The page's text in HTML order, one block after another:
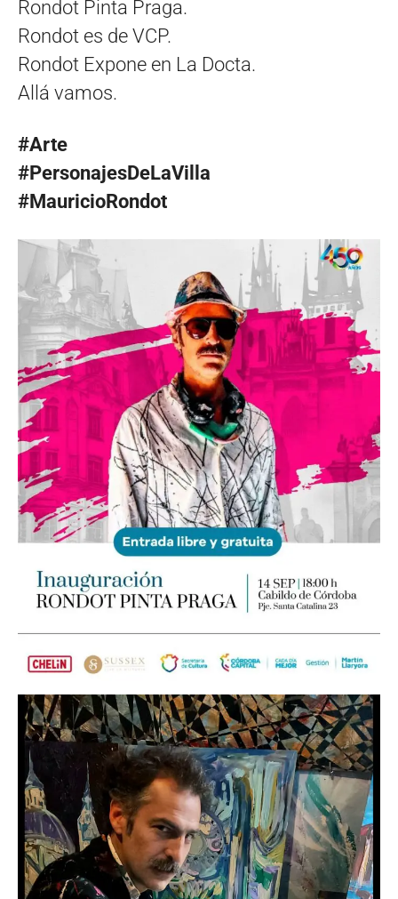
Rondot Pinta Praga.
Rondot es de VCP.
Rondot Expone en La Docta.
Allá vamos.
#Arte
#PersonajesDeLaVilla
#MauricioRondot